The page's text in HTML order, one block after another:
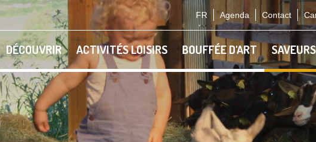
FR Agenda Contact
DÉCOUVRIR ACTIVITÉS LOISIRS BOUFFÉE D'ART